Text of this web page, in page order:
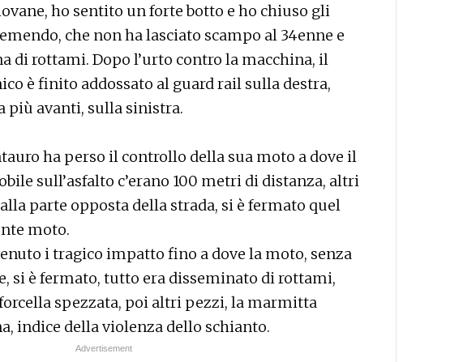
ho sentito un forte botto e ho chiuso gli
che non ha lasciato scampo al 34enne e
di rottami. Dopo l’urto contro la macchina, il
è finito addossato al guard rail sulla destra,
più avanti, sulla sinistra.
ha perso il controllo della sua moto a dove il
sull’asfalto c’erano 100 metri di distanza, altri
parte opposta della strada, si è fermato quel
moto.
i tragico impatto fino a dove la moto, senza
si è fermato, tutto era disseminato di rottami,
spezzata, poi altri pezzi, la marmitta
indice della violenza dello schianto.